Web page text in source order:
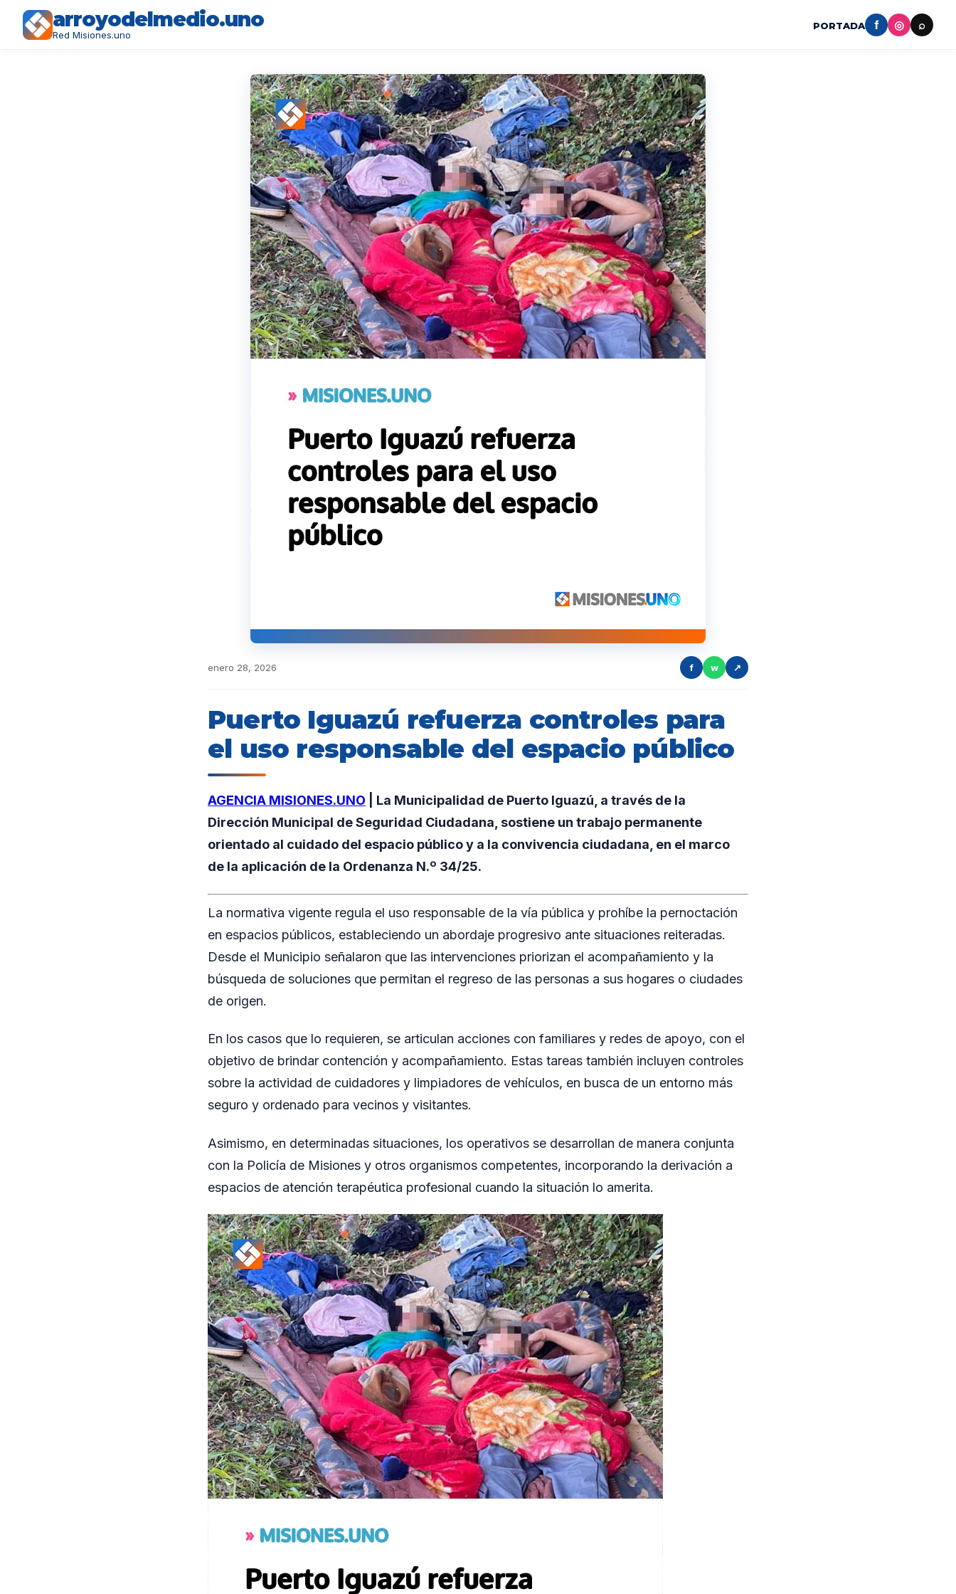
arroyodelmedio.uno
Red Misiones.uno
PORTADA f ◎ ⌕
enero 28, 2026 f w ↗
Puerto Iguazú refuerza controles para
el uso responsable del espacio público
AGENCIA MISIONES.UNO | La Municipalidad de Puerto Iguazú, a través de la
Dirección Municipal de Seguridad Ciudadana, sostiene un trabajo permanente
orientado al cuidado del espacio público y a la convivencia ciudadana, en el marco
de la aplicación de la Ordenanza N.º 34/25.
La normativa vigente regula el uso responsable de la vía pública y prohíbe la pernoctación
en espacios públicos, estableciendo un abordaje progresivo ante situaciones reiteradas.
Desde el Municipio señalaron que las intervenciones priorizan el acompañamiento y la
búsqueda de soluciones que permitan el regreso de las personas a sus hogares o ciudades
de origen.
En los casos que lo requieren, se articulan acciones con familiares y redes de apoyo, con el
objetivo de brindar contención y acompañamiento. Estas tareas también incluyen controles
sobre la actividad de cuidadores y limpiadores de vehículos, en busca de un entorno más
seguro y ordenado para vecinos y visitantes.
Asimismo, en determinadas situaciones, los operativos se desarrollan de manera conjunta
con la Policía de Misiones y otros organismos competentes, incorporando la derivación a
espacios de atención terapéutica profesional cuando la situación lo amerita.